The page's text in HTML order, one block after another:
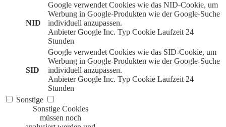
NID
Google verwendet Cookies wie das NID-Cookie, um
Werbung in Google-Produkten wie der Google-Suche
individuell anzupassen.
Anbieter Google Inc. Typ Cookie Laufzeit 24
Stunden
SID
Google verwendet Cookies wie das SID-Cookie, um
Werbung in Google-Produkten wie der Google-Suche
individuell anzupassen.
Anbieter Google Inc. Typ Cookie Laufzeit 24
Stunden
Sonstige
Sonstige Cookies
müssen noch